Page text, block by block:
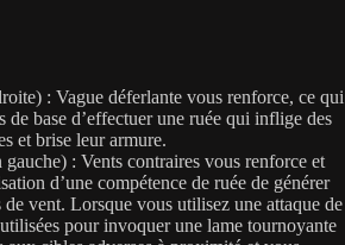
: Vague déferlante vous renforce, ce qui
de base d’effectuer une ruée qui inflige des
et brise leur armure.
: Vents contraires vous renforce et
d’une compétence de ruée de générer
de vent. Lorsque vous utilisez une attaque de
pour invoquer une lame tournoyante